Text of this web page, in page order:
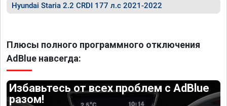
Hyundai Staria 2.2 CRDI 177 л.с 2021-2022
Плюсы полного программного отключения
AdBlue навсегда:
Избавьтесь от всех проблем с AdBlue
разом!